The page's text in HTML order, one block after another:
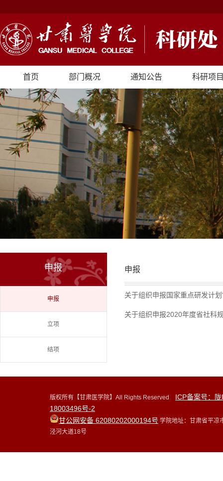
首页 部门概况 通知公告 科研项
申报
申报
立项
结项
申报
关于组织申报国家重点研发计
关于组织申报2020年度省社科
版权所有【甘肃医学院】All Rights Reserved
ICP备案号：
18003496号-2
甘公网安备 62080202000194号 学院地址：甘肃省平凉
泾河大道18号